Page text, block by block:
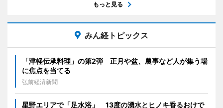
もっと見る
みん経トピックス
「津軽伝承料理」の第2弾 正月や盆、農事など人が集う場
に焦点を当てる
弘前経済新聞
星野エリアで「足水浴」 13度の湧水とヒノキ香るおけで